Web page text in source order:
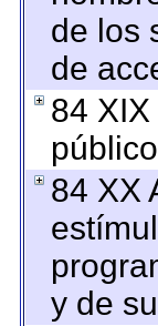
de los
de
84
84 XX
y de